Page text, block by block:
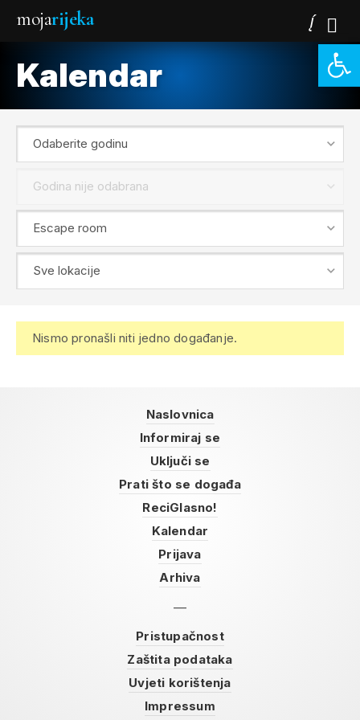
mojarijeka
Kalendar
Nismo pronašli niti jedno događanje.
Naslovnica
Informiraj se
Uključi se
Prati što se događa
ReciGlasno!
Kalendar
Prijava
Arhiva
Pristupačnost
Zaštita podataka
Uvjeti korištenja
Impressum